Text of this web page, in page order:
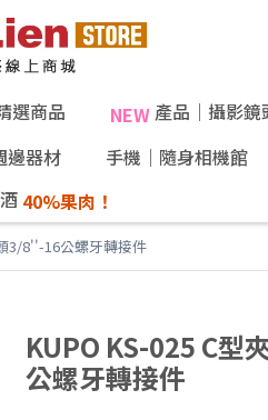
選商品 NEW產品｜攝影鏡
邊器材 手機｜隨身相機館
3/8''-16公螺牙轉接件
KUPO KS-025 C
公螺牙轉接件